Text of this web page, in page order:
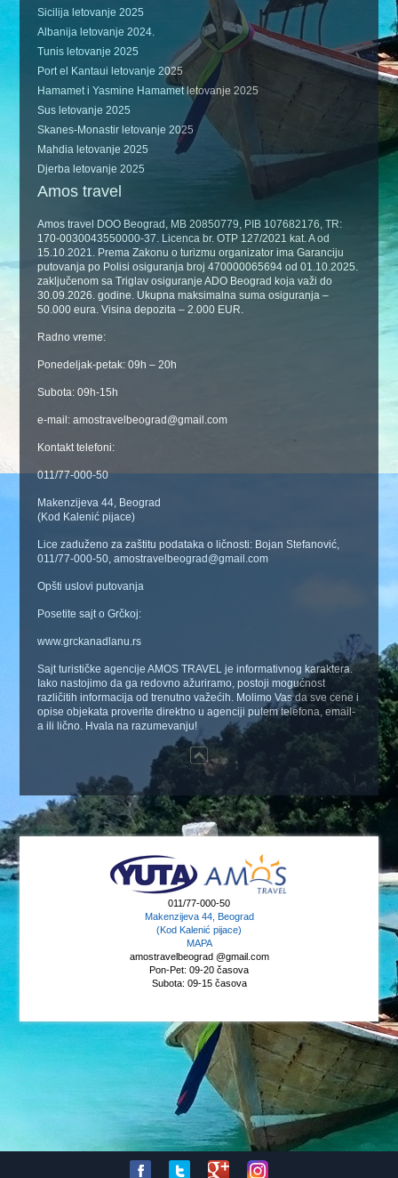
Sicilija letovanje 2025
Albanija letovanje 2024.
Tunis letovanje 2025
Port el Kantaui letovanje 2025
Hamamet i Yasmine Hamamet letovanje 2025
Sus letovanje 2025
Skanes-Monastir letovanje 2025
Mahdia letovanje 2025
Djerba letovanje 2025
Amos travel
Amos travel DOO Beograd, MB 20850779, PIB 107682176, TR:
170-0030043550000-37. Licenca br. OTP 127/2021 kat. A od
15.10.2021. Prema Zakonu o turizmu organizator ima Garanciju
putovanja po Polisi osiguranja broj 470000065694 od 01.10.2025.
zaključenom sa Triglav osiguranje ADO Beograd koja važi do
30.09.2026. godine. Ukupna maksimalna suma osiguranja –
50.000 eura. Visina depozita – 2.000 EUR.
Radno vreme:
Ponedeljak-petak: 09h – 20h
Subota: 09h-15h
e-mail: amostravelbeograd@gmail.com
Kontakt telefoni:
011/77-000-50
Makenzijeva 44, Beograd
(Kod Kalenić pijace)
Lice zaduženo za zaštitu podataka o ličnosti: Bojan Stefanović,
011/77-000-50, amostravelbeograd@gmail.com
Opšti uslovi putovanja
Posetite sajt o Grčkoj:
www.grckanadlanu.rs
Sajt turističke agencije AMOS TRAVEL je informativnog karaktera.
Iako nastojimo da ga redovno ažuriramo, postoji mogućnost
različitih informacija od trenutno važećih. Molimo Vas da sve cene i
opise objekata proverite direktno u agenciji putem telefona, email-
a ili lično. Hvala na razumevanju!
011/77-000-50
Makenzijeva 44, Beograd
(Kod Kalenić pijace)
MAPA
amostravelbeograd @gmail.com
Pon-Pet: 09-20 časova
Subota: 09-15 časova